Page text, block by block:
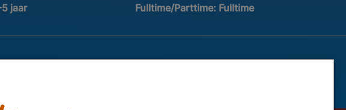
jaar Fulltime/Parttime: Fulltime